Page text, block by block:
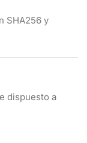
SHA256 y
dispuesto a